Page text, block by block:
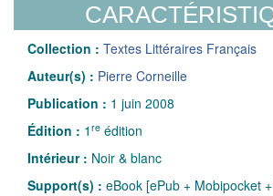
Collection : Textes Littéraires Français
Auteur(s) : Pierre Corneille
Publication : 1 juin 2008
Édition : 1 re édition
Intérieur : Noir & blanc
Support(s) : eBook [ePub + Mobipocket